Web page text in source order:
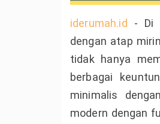
iderumah.id - Di
dengan atap
tidak hanya
berbagai
minimalis
modern dengan